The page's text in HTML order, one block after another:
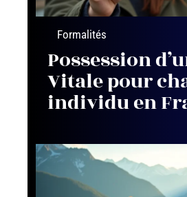
Formalités
Possession
Vitale pour
individu en